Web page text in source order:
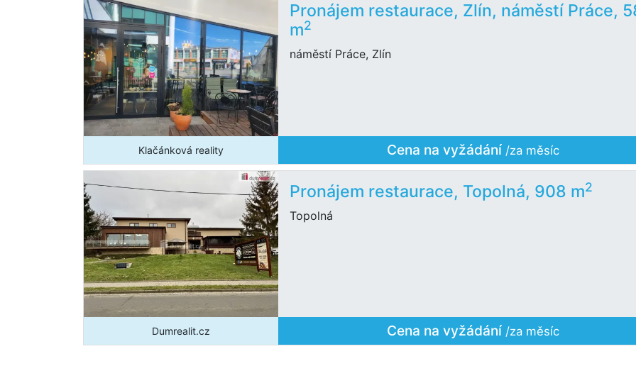
Pronájem restaurace, Zlín, náměstí Práce,
m2
náměstí Práce, Zlín
Klačánková reality Cena na vyžádání /za měsíc
Pronájem restaurace, Topolná, 908 m2
Topolná
Dumrealit.cz Cena na vyžádání /za měsíc